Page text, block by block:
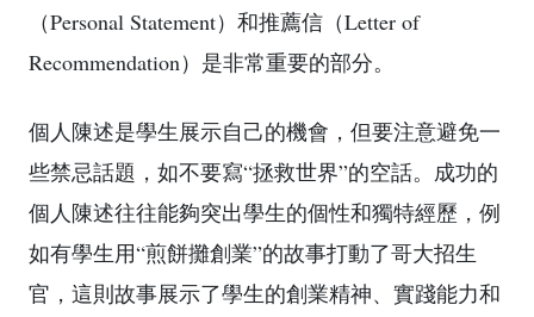
（Personal Statement）和推薦信（Letter of
Recommendation）是非常重要的部分。
個人陳述是學生展示自己的機會，但要注意避免一
些禁忌話題，如不要寫“拯救世界”的空話。成功的
個人陳述往往能夠突出學生的個性和獨特經歷，例
如有學生用“煎餅攤創業”的故事打動了哥大招生
官，這則故事展示了學生的創業精神、實踐能力和